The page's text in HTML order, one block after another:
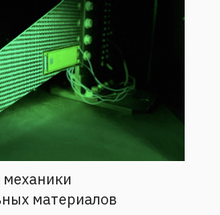
механики
материалов